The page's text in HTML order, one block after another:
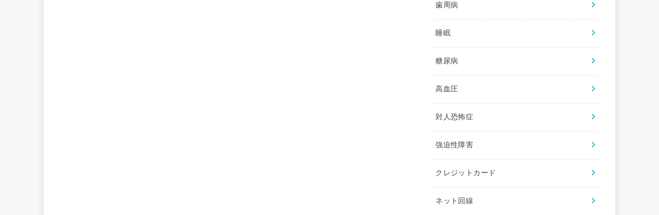
歯周病
睡眠
糖尿病
高血圧
対人恐怖症
強迫性障害
クレジットカード
ネット回線